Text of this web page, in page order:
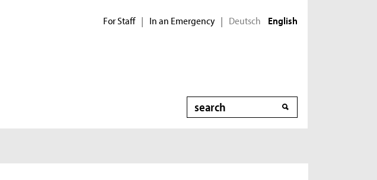
For Staff | In an Emergency | Deutsch English
Search